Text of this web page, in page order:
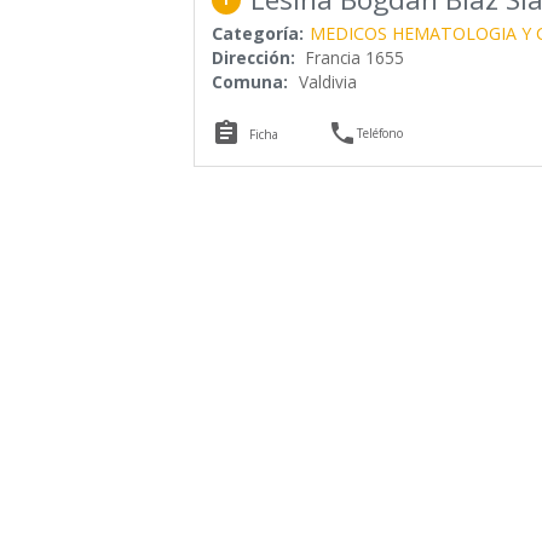
Categoría: MEDICOS HEMATOLOGIA Y
Dirección: Francia 1655
Comuna: Valdivia
 Ficha Teléfono